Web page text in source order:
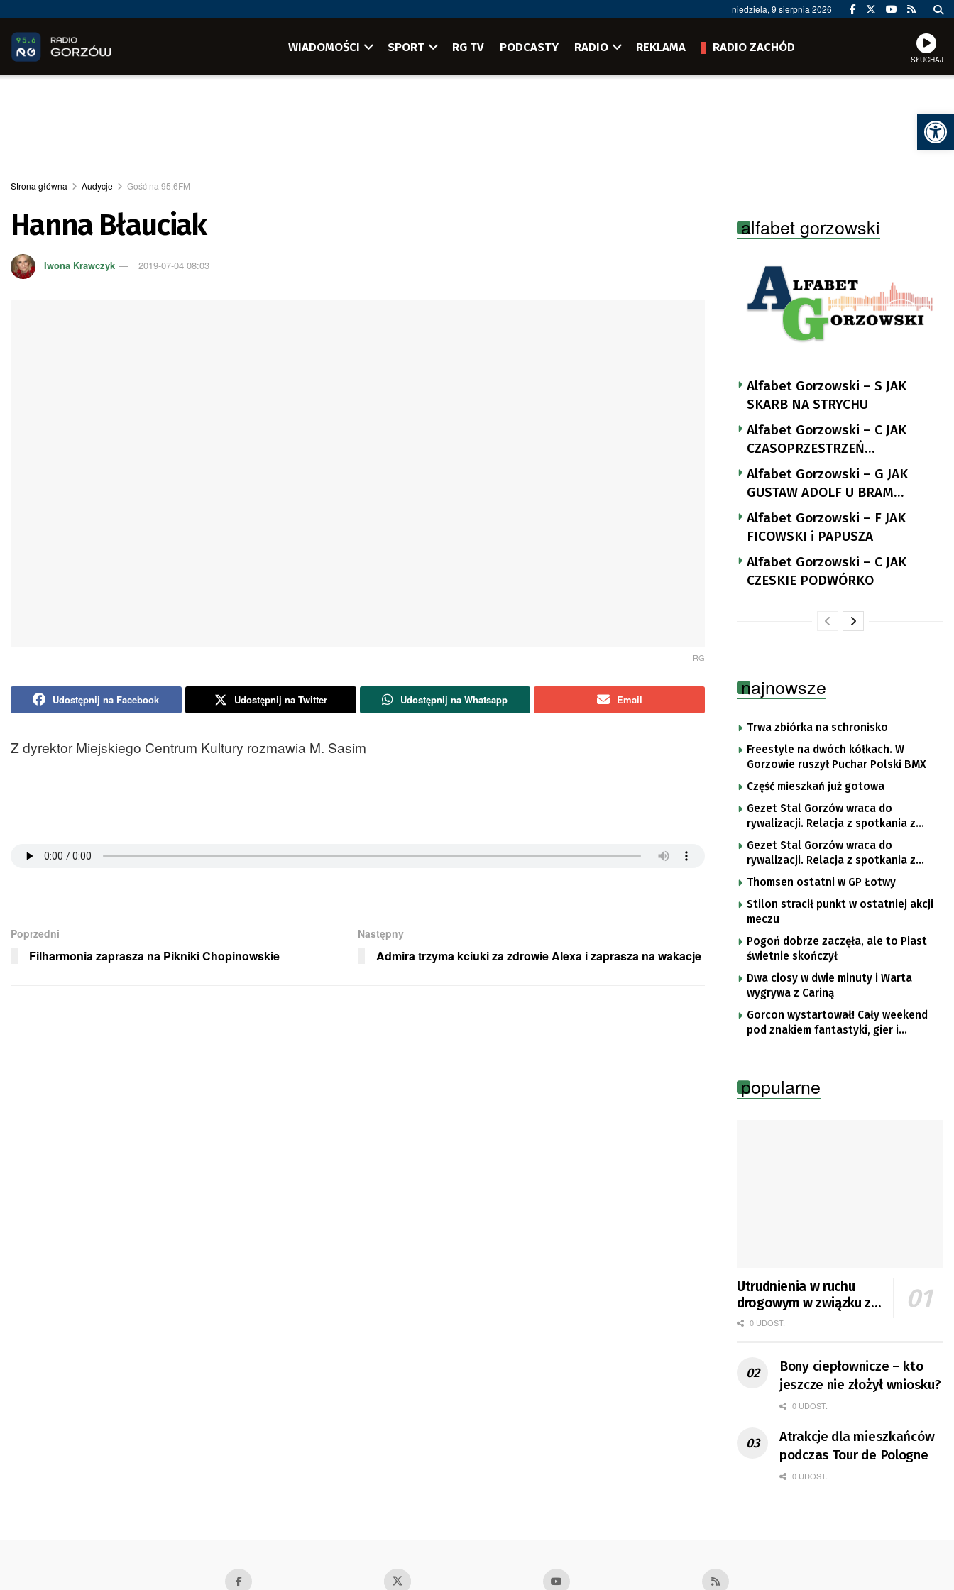
niedziela, 9 sierpnia 2026
WIADOMOŚCI SPORT RG TV PODCASTY RADIO REKLAMA RADIO ZACHÓD
SŁUCHAJ
Strona główna Audycje Gość na 95,6FM
Hanna Błauciak
Iwona Krawczyk 2019-07-04 08:03
RG
Udostępnij na Facebook Udostępnij na Twitter Udostępnij na Whatsapp Email
Z dyrektor Miejskiego Centrum Kultury rozmawia M. Sasim
Poprzedni
Filharmonia zaprasza na Pikniki Chopinowskie
Następny
Admira trzyma kciuki za zdrowie Alexa i zaprasza na wakacje
alfabet gorzowski
Alfabet Gorzowski – S JAK
SKARB NA STRYCHU
Alfabet Gorzowski – C JAK
CZASOPRZESTRZEŃ
NUTTGENSA
Alfabet Gorzowski – G JAK
GUSTAW ADOLF U BRAM
LANDSBERGA
Alfabet Gorzowski – F JAK
FICOWSKI i PAPUSZA
Alfabet Gorzowski – C JAK
CZESKIE PODWÓRKO
najnowsze
Trwa zbiórka na schronisko
Freestyle na dwóch kółkach. W
Gorzowie ruszył Puchar Polski BMX
Część mieszkań już gotowa
Gezet Stal Gorzów wraca do
rywalizacji. Relacja z spotkania z
częstochowskimi lwami u nas!
Gezet Stal Gorzów wraca do
rywalizacji. Relacja z spotkania z
częstochowskimi lwami u nas!
Thomsen ostatni w GP Łotwy
Stilon stracił punkt w ostatniej akcji
meczu
Pogoń dobrze zaczęła, ale to Piast
świetnie skończył
Dwa ciosy w dwie minuty i Warta
wygrywa z Cariną
Gorcon wystartował! Cały weekend
pod znakiem fantastyki, gier i
popularne
Utrudnienia w ruchu
drogowym w związku z
Tour de Pologne
0 UDOST.
Bony ciepłownicze – kto
jeszcze nie złożył wniosku?
0 UDOST.
Atrakcje dla mieszkańców
podczas Tour de Pologne
0 UDOST.